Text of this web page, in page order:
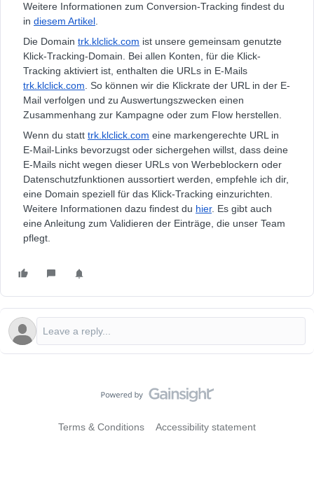
Weitere Informationen zum Conversion-Tracking findest du
in diesem Artikel
Die Domain trk.klclick.com ist unsere gemeinsam genutzte
Klick-Tracking-Domain. Bei allen Konten, für die Klick-
Tracking aktiviert ist, enthalten die URLs in E-Mails
trk.klclick.com . So können wir die Klickrate der URL in der E-
Mail verfolgen und zu Auswertungszwecken einen
Zusammenhang zur Kampagne oder zum Flow herstellen.
Wenn du statt trk.klclick.com eine markengerechte URL in
E-Mail-Links bevorzugst oder sichergehen willst, dass deine
E-Mails nicht wegen dieser URLs von Werbeblockern oder
Datenschutzfunktionen aussortiert werden, empfehle ich dir,
eine Domain speziell für das Klick-Tracking einzurichten.
Weitere Informationen dazu findest du hier. Es gibt auch
eine Anleitung zum Validieren der Einträge, die unser Team
pflegt.
Terms & Conditions Accessibility statement